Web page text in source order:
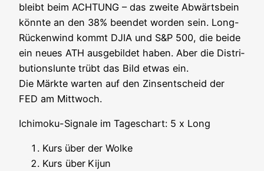
bleibt beim ACHTUNG – das zwei­te Abwärts­bein
könn­te an den 38% been­det wor­den sein. Long-
Rücken­wind kommt DJIA und S&P 500, die bei­de
ein neu­es ATH aus­ge­bil­det haben. Aber die Dis­tri­
bu­ti­ons­lun­te trübt das Bild etwas ein.
Die Märk­te war­ten auf den Zins­ent­scheid der
FED am Mittwoch.
Ichi­mo­ku-Signa­le im Tages­chart: 5 x Long
Kurs über der Wolke
Kurs über Kijun